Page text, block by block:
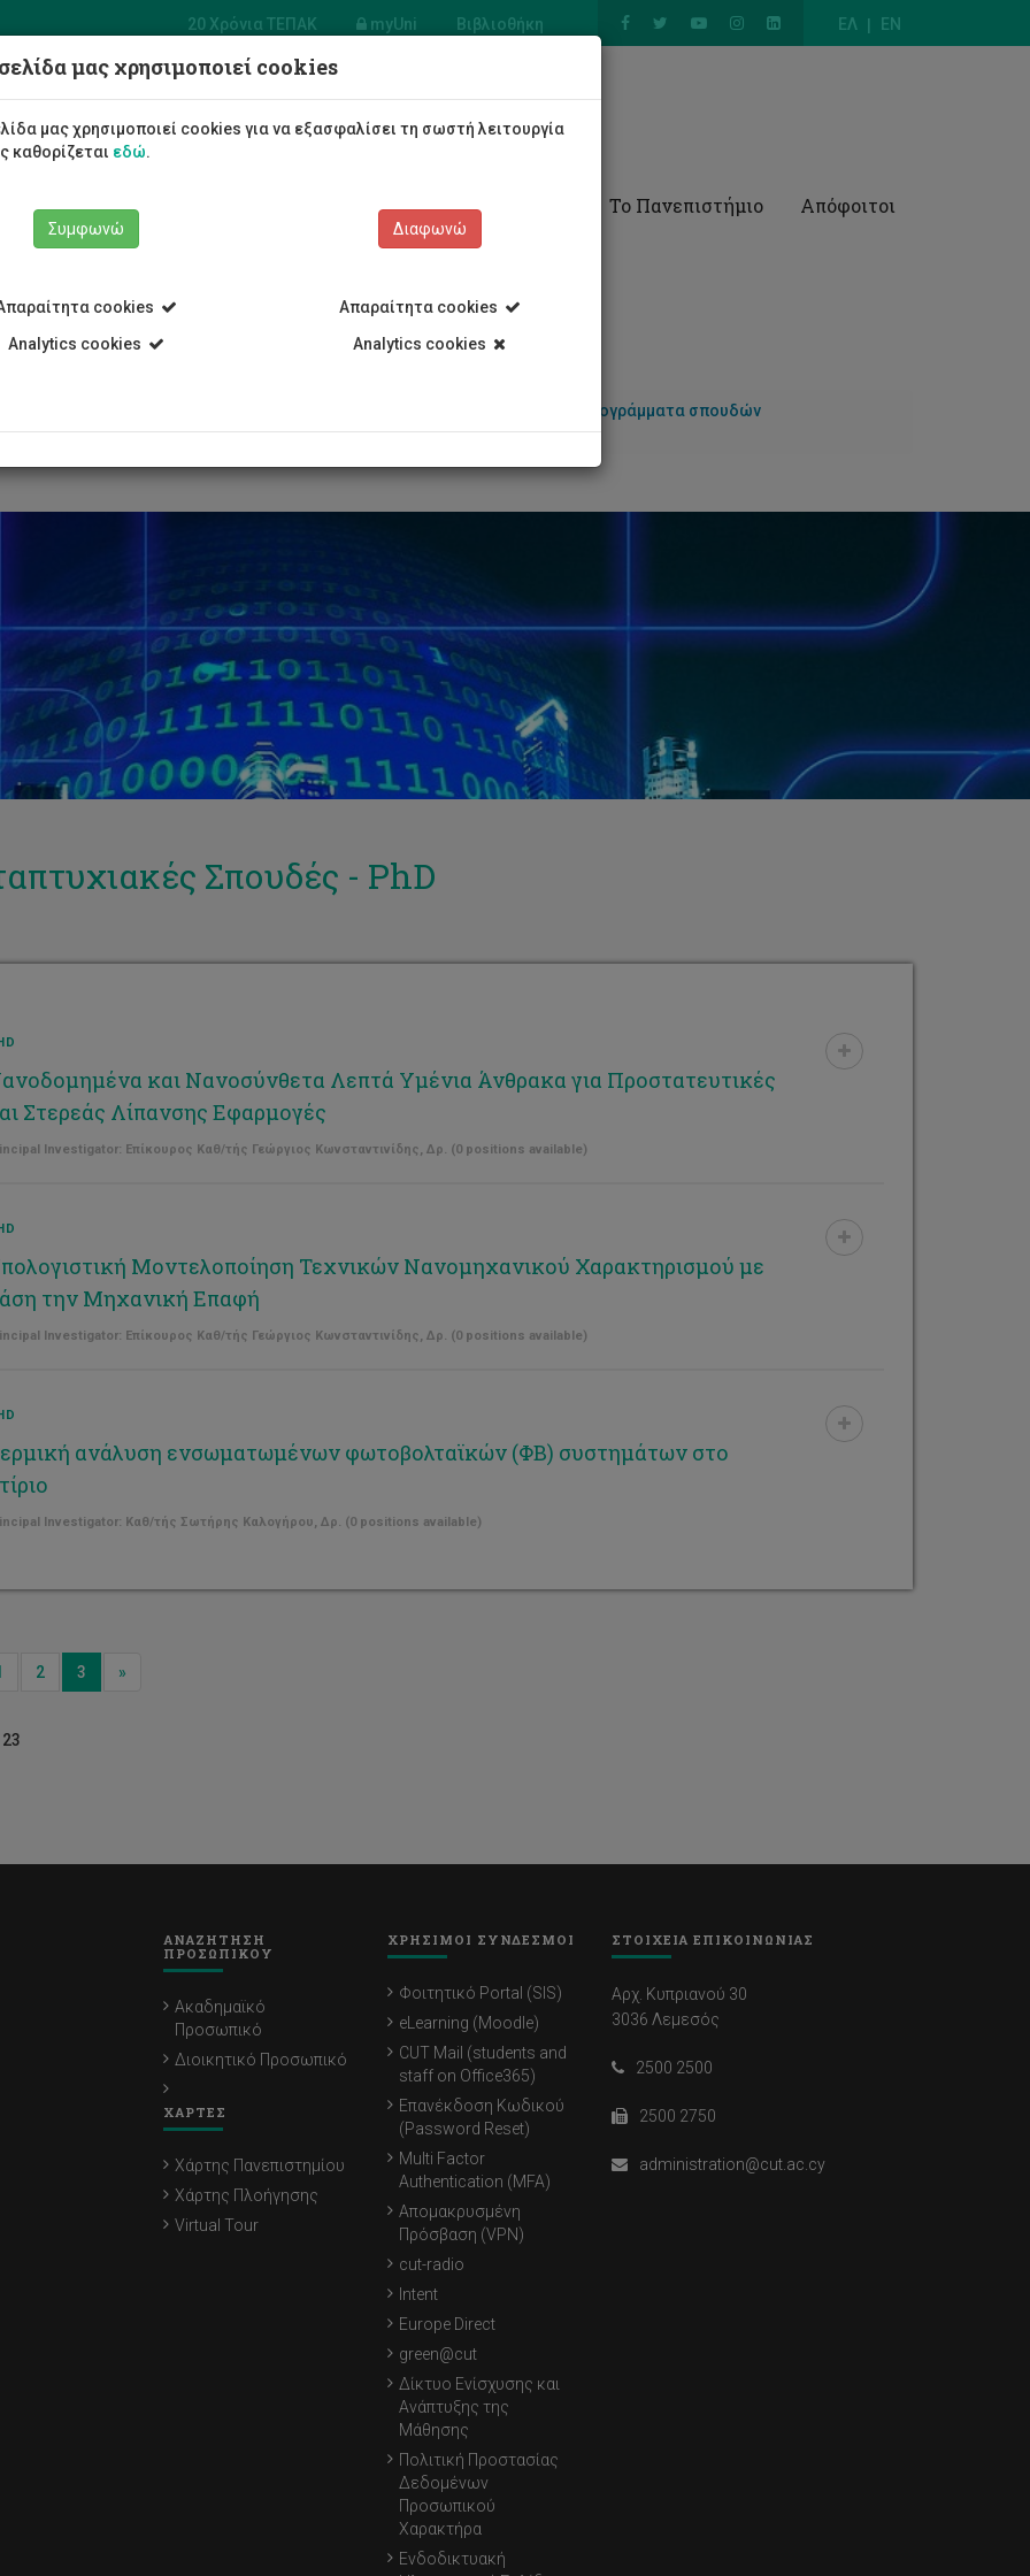
ΕΛ EN
20 Χρόνια ΤΕΠΑΚ myUni Βιβλιοθήκη
Μηχανολόγων
και Επιστήμης
Υλικών
Σπουδές Το Πανεπιστήμιο Απόφοιτοι
Προγράμματα σπουδών
Σπουδές - PhD
και Νανοσύνθετα Λεπτά Υμένια Άνθρακα για Προστατευτικές
Στερεάς Λίπανσης Εφαρμογές
Investigator: Επίκουρος Καθ/τής Γεώργιος Κωνσταντινίδης, Δρ. (0 positions available)
Μοντελοποίηση Τεχνικών Νανομηχανικού Χαρακτηρισμού με
την Μηχανική Επαφή
Investigator: Επίκουρος Καθ/τής Γεώργιος Κωνσταντινίδης, Δρ. (0 positions available)
ανάλυση ενσωματωμένων φωτοβολταϊκών (ΦΒ) συστημάτων στο
Investigator: Καθ/τής Σωτήρης Καλογήρου, Δρ. (0 positions available)
2 3 »Next
ΑΝΑΖΗΤΗΣΗ
ΠΡΟΣΩΠΙΚΟΥ
Ακαδημαϊκό
Προσωπικό
Διοικητικό Προσωπικό
ΧΑΡΤΕΣ
Χάρτης Πανεπιστημίου
Χάρτης Πλοήγησης
Virtual Tour
ΧΡΗΣΙΜΟΙ ΣΥΝΔΕΣΜΟΙ
Φοιτητικό Portal (SIS)
eLearning (Moodle)
CUT Mail (students and
staff on Office365)
Επανέκδοση Κωδικού
(Password Reset)
Multi Factor
Authentication (MFA)
Απομακρυσμένη
Πρόσβαση (VPN)
cut-radio
Intent
Europe Direct
green@cut
Δίκτυο Ενίσχυσης και
Ανάπτυξης της
Μάθησης
Πολιτική Προστασίας
Δεδομένων
Προσωπικού
Χαρακτήρα
Ενδοδικτυακή
ΣΤΟΙΧΕΙΑ ΕΠΙΚΟΙΝΩΝΙΑΣ
Αρχ. Κυπριανού 30
3036 Λεμεσός
2500 2500
2500 2750
administration@cut.ac.cy
μας χρησιμοποιεί cookies
μας χρησιμοποιεί cookies για να εξασφαλίσει τη σωστή λειτουργία
καθορίζεται εδώ.
Συμφωνώ
cookies
Analytics cookies
Διαφωνώ
Απαραίτητα cookies
Analytics cookies